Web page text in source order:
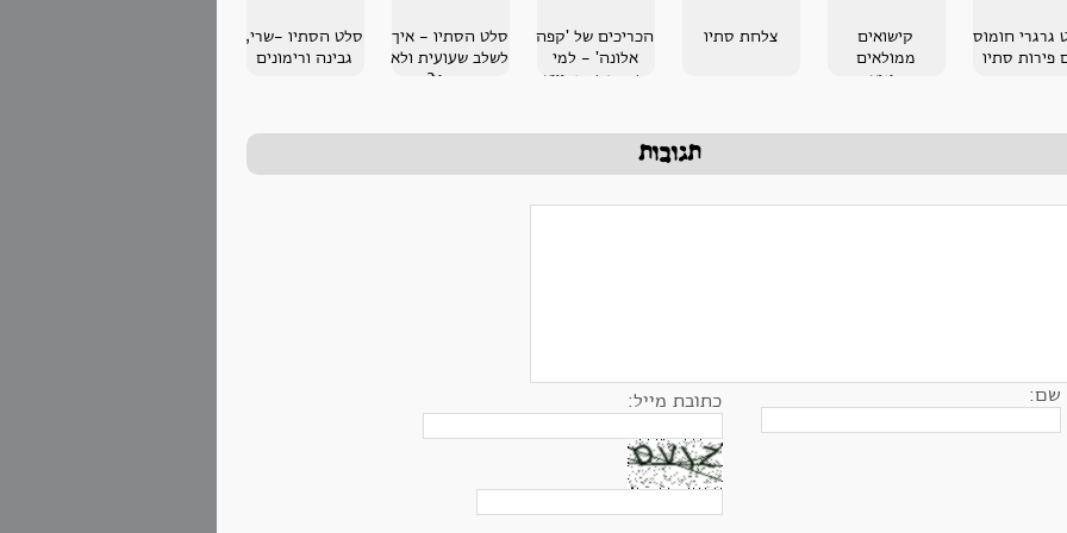
גרגרי חומוס
פירות סתיו
קישואים
ממולאים
בקינואה
צלחת סתיו
הכריכים של 'קפה
אלונה' - למי
שמחפש סנדוויץ
סלט הסתיו - איך
לשלב שעועית ולא
בחמין?
סלט הסתיו -שרי,
גבינה ורימונים
תגובות
שם: כתובת מייל: